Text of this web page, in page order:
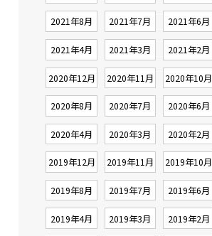
2021年8月 2021年7月 2021年6月
2021年4月 2021年3月 2021年2月
2020年12月 2020年11月 2020年10月
2020年8月 2020年7月 2020年6月
2020年4月 2020年3月 2020年2月
2019年12月 2019年11月 2019年10月
2019年8月 2019年7月 2019年6月
2019年4月 2019年3月 2019年2月